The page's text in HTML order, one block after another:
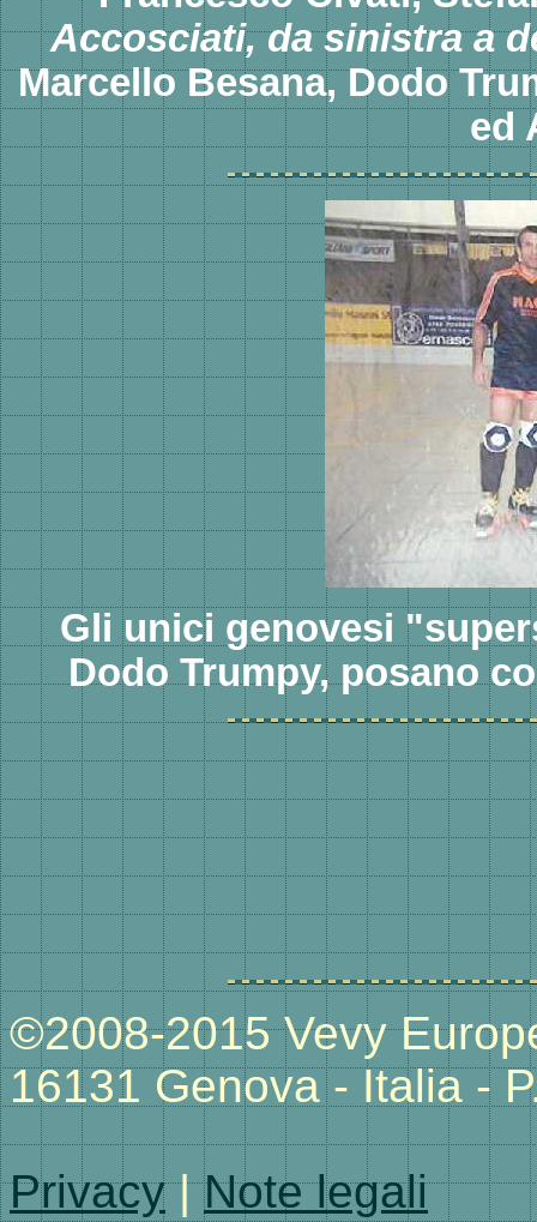
Accosciati, da sinistra a
Marcello Besana, Dodo
ed
Gli unici genovesi
Dodo Trumpy, posano
©2008-2015 Vevy
16131 Genova - Italia -
Privacy|Note legali